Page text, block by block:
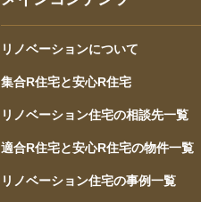
リノベーションについて
集合R住宅と安心R住宅
リノベーション住宅の相談先一覧
適合R住宅と安心R住宅の物件一覧
リノベーション住宅の事例一覧